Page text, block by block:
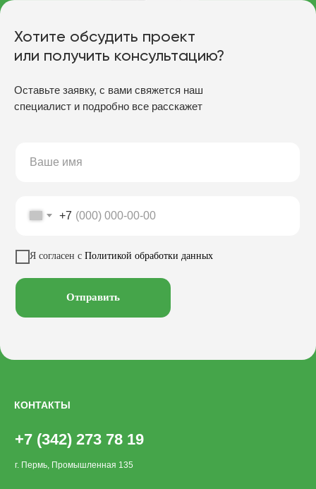
Хотите обсудить проект
или получить консультацию?
Оставьте заявку, с вами свяжется наш
специалист и подробно все расскажет
+7
Я согласен с Политикой обработки данных
Отправить
КОНТАКТЫ
+7 (342) 273 78 19
г. Пермь, Промышленная 135
Заказать звонок